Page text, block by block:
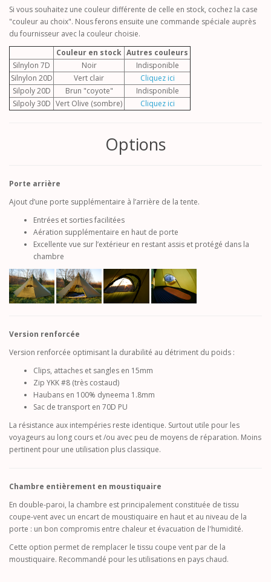
Si vous souhaitez une couleur différente de celle en stock, cochez la case
"couleur au choix". Nous ferons ensuite une commande spéciale auprès
du fournisseur avec la couleur choisie.
Couleur en stock Autres couleurs
Silnylon 7D
Noir
Indisponible
Silnylon 20D
Vert clair
Cliquez ici
Silpoly 20D
Brun "coyote"
Indisponible
Silpoly 30D Vert Olive (sombre) Cliquez ici
Options
Porte arrière
Ajout d’une porte supplémentaire à l’arrière de la tente.
Entrées et sorties facilitées
Aération supplémentaire en haut de porte
Excellente vue sur l’extérieur en restant assis et protégé dans la
chambre
Version renforcée
Version renforcée optimisant la durabilité au détriment du poids :
Clips, attaches et sangles en 15mm
Zip YKK #8 (très costaud)
Haubans en 100% dyneema 1.8mm
Sac de transport en 70D PU
La résistance aux intempéries reste identique. Surtout utile pour les
voyageurs au long cours et /ou avec peu de moyens de réparation. Moins
pertinent pour une utilisation plus classique.
Chambre entièrement en moustiquaire
En double-paroi, la chambre est principalement constituée de tissu
coupe-vent avec un encart de moustiquaire en haut et au niveau de la
porte : un bon compromis entre chaleur et évacuation de l'humidité.
Cette option permet de remplacer le tissu coupe vent par de la
moustiquaire. Recommandé pour les utilisations en pays chaud.